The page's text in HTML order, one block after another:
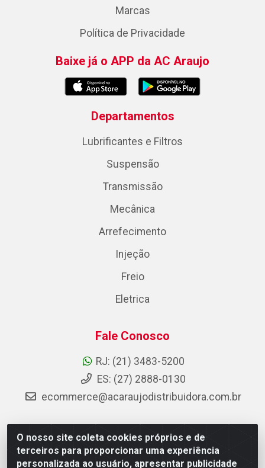
O nosso site coleta cookies próprios e de
terceiros para proporcionar uma experiência
personalizada ao usuário, apresentar publicidade
Marcas
Política de Privacidade
Baixe já o APP da AC Araujo
Departamentos
Lubrificantes e Filtros
Suspensão
Transmissão
Mecânica
Arrefecimento
Injeção
Freio
Eletrica
Fale Conosco
RJ: (21) 3483-5200
ES: (27) 2888-0130
ecommerce@acaraujodistribuidora.com.br
AC Araujo Distribuidora - Rua Carneiro de Campos, 42 -
São Cristóvão, Rio de Janeiro/RJ - CEP 20.920-410 -